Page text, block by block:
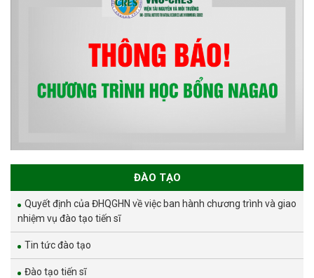
ĐÀO TẠO
Quyết định của ĐHQGHN về việc ban hành chương trình và giao
nhiệm vụ đào tạo tiến sĩ
Tin tức đào tạo
Đào tạo tiến sĩ